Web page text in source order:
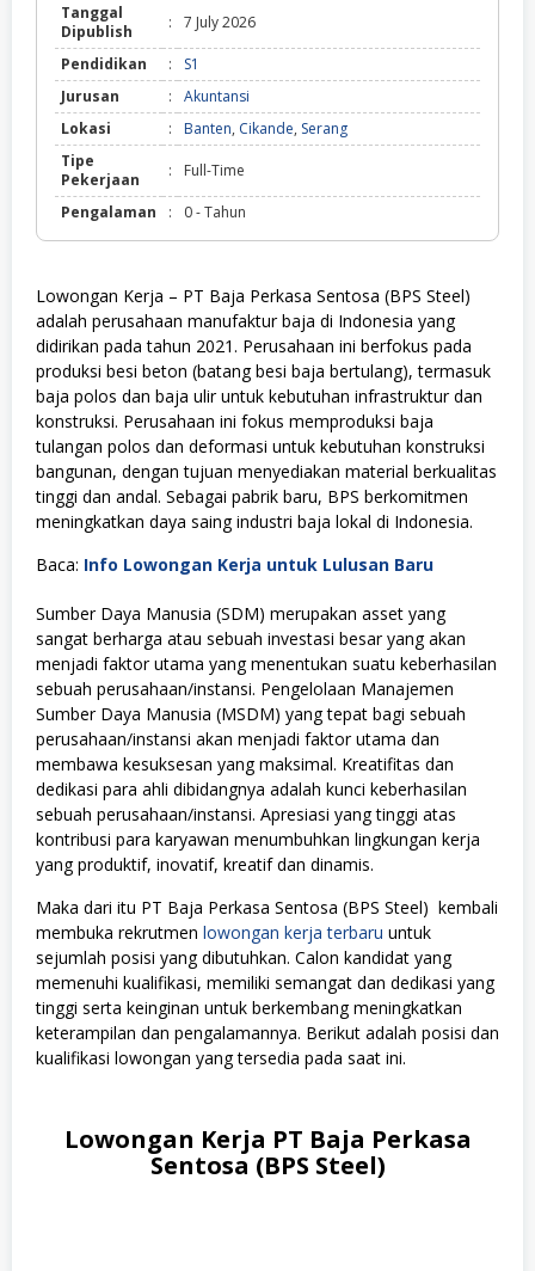
Tanggal
Dipublish
: 7 July 2026
Pendidikan :
S1
Jurusan
:
Akuntansi
Lokasi
: Banten, Cikande, Serang
Tipe
Pekerjaan
: Full-Time
Pengalaman : 0 - Tahun
Lowongan Kerja – PT Baja Perkasa Sentosa (BPS Steel)
adalah perusahaan manufaktur baja di Indonesia yang
didirikan pada tahun 2021. Perusahaan ini berfokus pada
produksi besi beton (batang besi baja bertulang), termasuk
baja polos dan baja ulir untuk kebutuhan infrastruktur dan
konstruksi. Perusahaan ini fokus memproduksi baja
tulangan polos dan deformasi untuk kebutuhan konstruksi
bangunan, dengan tujuan menyediakan material berkualitas
tinggi dan andal. Sebagai pabrik baru, BPS berkomitmen
meningkatkan daya saing industri baja lokal di Indonesia.
Baca: Info Lowongan Kerja untuk Lulusan Baru
Sumber Daya Manusia (SDM) merupakan asset yang
sangat berharga atau sebuah investasi besar yang akan
menjadi faktor utama yang menentukan suatu keberhasilan
sebuah perusahaan/instansi. Pengelolaan Manajemen
Sumber Daya Manusia (MSDM) yang tepat bagi sebuah
perusahaan/instansi akan menjadi faktor utama dan
membawa kesuksesan yang maksimal. Kreatifitas dan
dedikasi para ahli dibidangnya adalah kunci keberhasilan
sebuah perusahaan/instansi. Apresiasi yang tinggi atas
kontribusi para karyawan menumbuhkan lingkungan kerja
yang produktif, inovatif, kreatif dan dinamis.
Maka dari itu PT Baja Perkasa Sentosa (BPS Steel) kembali
membuka rekrutmen lowongan kerja terbaru untuk
sejumlah posisi yang dibutuhkan. Calon kandidat yang
memenuhi kualifikasi, memiliki semangat dan dedikasi yang
tinggi serta keinginan untuk berkembang meningkatkan
keterampilan dan pengalamannya. Berikut adalah posisi dan
kualifikasi lowongan yang tersedia pada saat ini.
Lowongan Kerja PT Baja Perkasa
Sentosa (BPS Steel)